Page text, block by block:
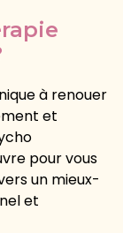
à renouer
et
pour vous
un mieux-
et